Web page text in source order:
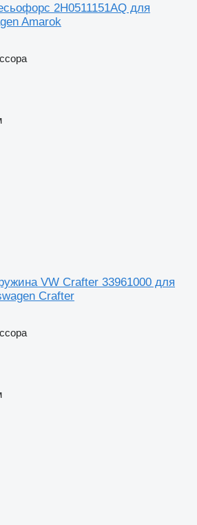
2H0511151AQ для
Amarok
VW Crafter 33961000 для
Crafter